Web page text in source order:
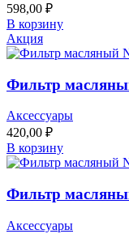
598,00 ₽
В корзину
Акция
Фильтр
Аксессуары
420,00 ₽
В корзину
Фильтр
Аксессуары